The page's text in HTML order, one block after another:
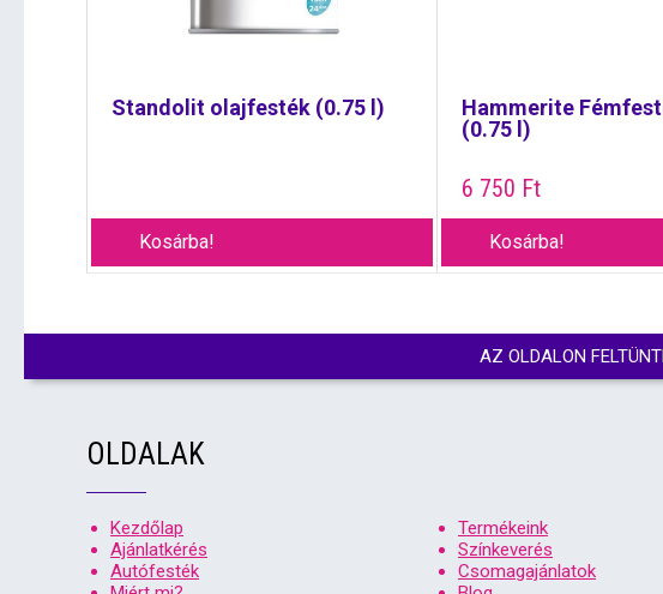
Standolit olajfesték (0.75 l)
Kosárba!
Hammerite
(0.75 l)
6 750 Ft
Kosárba!
AZ OLDALON
OLDALAK
Kezdőlap
Termékeink
Ajánlatkérés
Színkeverés
Autófesték
Csomagajánlatok